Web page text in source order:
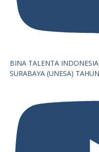
BINA TALENTA
SURABAYA (UNESA)